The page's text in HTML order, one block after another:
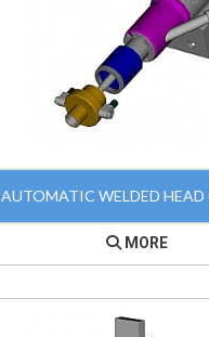
AUTOMATIC WELDED HEAD
MORE